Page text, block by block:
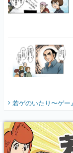
若ゲのいたり〜ゲ